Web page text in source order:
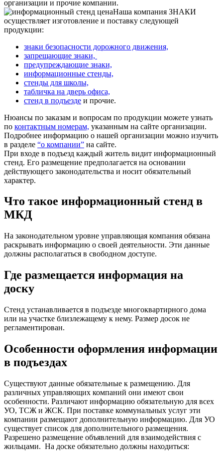
организации и прочие компании.
Наша компания ЗНАКИ
осуществляет изготовление и поставку следующей
продукции:
знаки безопасности дорожного движения,
запрещающие знаки,
предупреждающие знаки,
информационные стенды,
стенды для школы,
табличка на дверь офиса,
стенд в подъезде и прочие.
Нюансы по заказам и вопросам по продукции можете узнать
по контактным номерам, указанным на сайте организации.
Подробнее информацию о нашей организации можно изучить
в разделе “о компании” на сайте.
При входе в подъезд каждый житель видит информационный
стенд. Его размещение предполагается на основании
действующего законодательства и носит обязательный
характер.
Что такое информационный стенд в
МКД
На законодательном уровне управляющая компания обязана
раскрывать информацию о своей деятельности. Эти данные
должны располагаться в свободном доступе.
Где размещается информация на
доску
Стенд устанавливается в подъезде многоквартирного дома
или на участке близлежащему к нему. Размер досок не
регламентирован.
Особенности оформления информации
в подъездах
Существуют данные обязательные к размещению. Для
различных управляющих компаний они имеют свои
особенности. Различают информацию обязательную для всех
УО, ТСЖ и ЖСК. При поставке коммунальных услуг эти
компании размещают дополнительную информацию. Для УО
существует список для дополнительного размещения.
Разрешено размещение объявлений для взаимодействия с
жильцами. На доске обязательно должны находиться: